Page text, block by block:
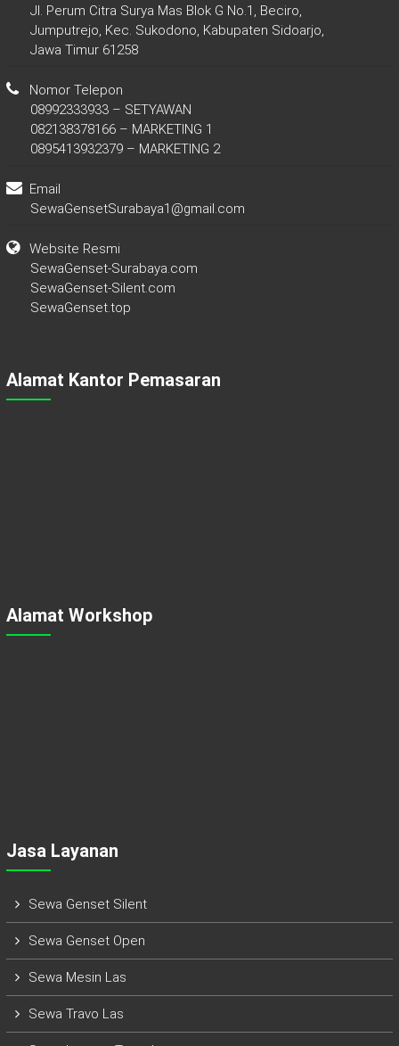
Jl. Perum Citra Surya Mas Blok G No.1, Beciro,
Jumputrejo, Kec. Sukodono, Kabupaten Sidoarjo,
Jawa Timur 61258
Nomor Telepon
08992333933 – SETYAWAN
082138378166 – MARKETING 1
0895413932379 – MARKETING 2
Email
SewaGensetSurabaya1@gmail.com
Website Resmi
SewaGenset-Surabaya.com
SewaGenset-Silent.com
SewaGenset.top
Alamat Kantor Pemasaran
Alamat Workshop
Jasa Layanan
Sewa Genset Silent
Sewa Genset Open
Sewa Mesin Las
Sewa Travo Las